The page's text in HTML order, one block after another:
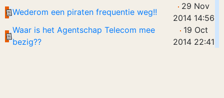
Wederom een piraten frequentie weg!!
29 Nov
2014 14:56
Waar is het Agentschap Telecom mee
bezig??
19 Oct
2014 22:41